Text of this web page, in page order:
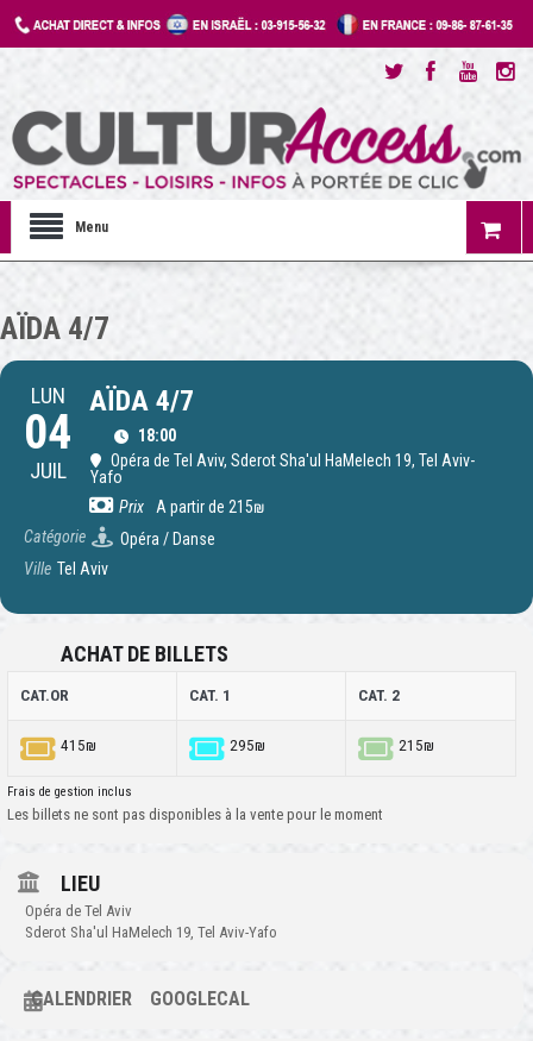
Menu
AÏDA 4/7
LUN
04
JUIL
AÏDA 4/7
18:00
Opéra de Tel Aviv, Sderot Sha'ul HaMelech 19, Tel Aviv-
Yafo
Prix
A partir de 215₪
Catégorie
Opéra / Danse
Ville Tel Aviv
ACHAT DE BILLETS
CAT.OR CAT. 1 CAT. 2
415₪ 295₪ 215₪
Frais de gestion inclus
Les billets ne sont pas disponibles à la vente pour le moment
LIEU
Opéra de Tel Aviv
Sderot Sha'ul HaMelech 19, Tel Aviv-Yafo
CALENDRIER GOOGLECAL